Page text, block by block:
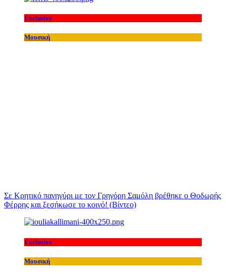
Exclusive
Μουσική
Σε Κρητικό πανηγύρι με τον Γρηγόρη Σαμόλη βρέθηκε ο Θοδωρής
Φέρρης και ξεσήκωσε το κοινό! (Βίντεο)
Exclusive
Μουσική